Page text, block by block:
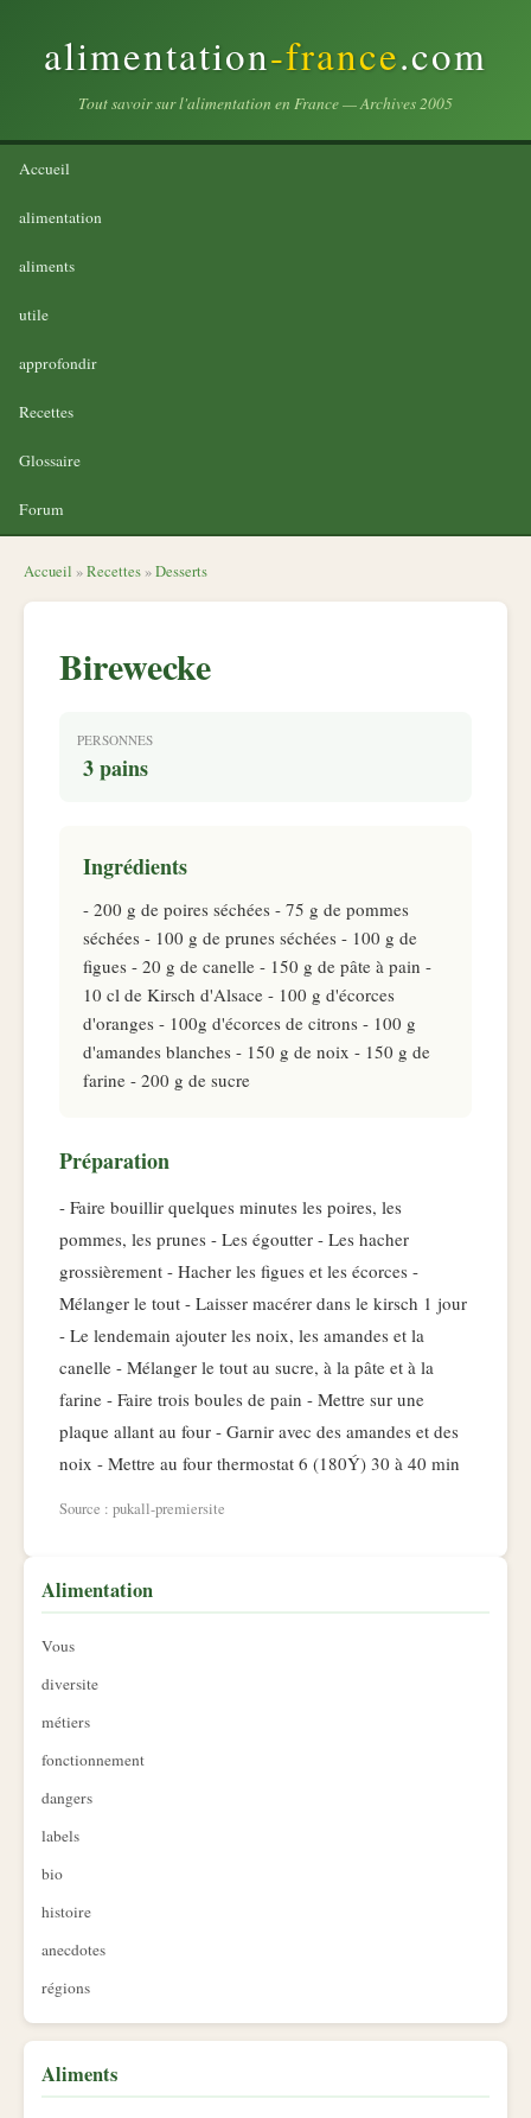
alimentation-france.com
Tout savoir sur l'alimentation en France — Archives 2005
Accueil
alimentation
aliments
utile
approfondir
Recettes
Glossaire
Forum
Accueil »Recettes »Desserts
Birewecke
PERSONNES
3 pains
Ingrédients
- 200 g de poires séchées - 75 g de pommes
séchées - 100 g de prunes séchées - 100 g de
figues - 20 g de canelle - 150 g de pâte à pain -
10 cl de Kirsch d'Alsace - 100 g d'écorces
d'oranges - 100g d'écorces de citrons - 100 g
d'amandes blanches - 150 g de noix - 150 g de
farine - 200 g de sucre
Préparation
- Faire bouillir quelques minutes les poires, les
pommes, les prunes - Les égoutter - Les hacher
grossièrement - Hacher les figues et les écorces -
Mélanger le tout - Laisser macérer dans le kirsch 1 jour
- Le lendemain ajouter les noix, les amandes et la
canelle - Mélanger le tout au sucre, à la pâte et à la
farine - Faire trois boules de pain - Mettre sur une
plaque allant au four - Garnir avec des amandes et des
noix - Mettre au four thermostat 6 (180Ý) 30 à 40 min
Source : pukall-premiersite
Alimentation
Vous
diversite
métiers
fonctionnement
dangers
labels
bio
histoire
anecdotes
régions
Aliments